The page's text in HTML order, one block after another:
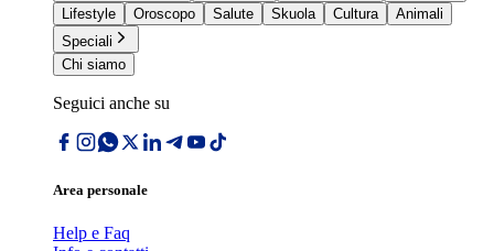
Lifestyle
Oroscopo Salute Skuola Cultura
Animali
Speciali
Chi siamo
Seguici anche su
Area personale
Help e Faq